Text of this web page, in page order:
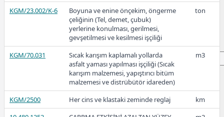
2022-2
2022-1
41,10 7,05
KGM/23.002/K-6
Boyuna ve enine önçekim, öngerme
çeliğinin (Tel, demet, çubuk)
yerlerine konulması, gerilmesi,
gevşetilmesi ve kesilmesi işçiliği
ton
KGM/70.031
Sıcak karışım kaplamalı yollarda
asfalt yaması yapılması işçiliği (Sıcak
karışım malzemesi, yapıştırıcı bitüm
malzemesi ve distrübütör idareden)
m3
KGM/2500 Her cins ve klastaki zeminde reglaj
km